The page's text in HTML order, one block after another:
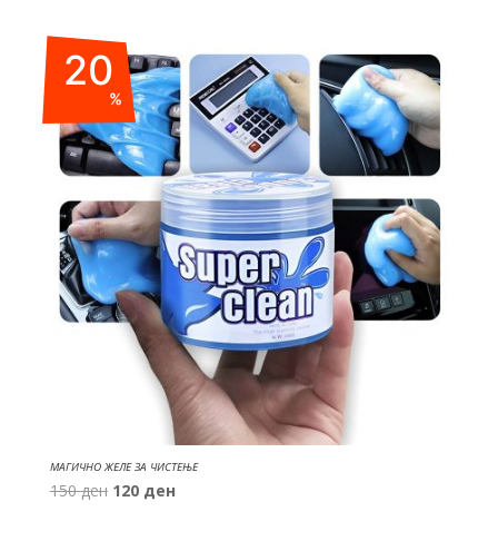
was:
550 ден.385 ден.
20
%
МАГИЧНО ЖЕЛЕ ЗА ЧИСТЕЊЕ
150ден Original
120 денCurrent